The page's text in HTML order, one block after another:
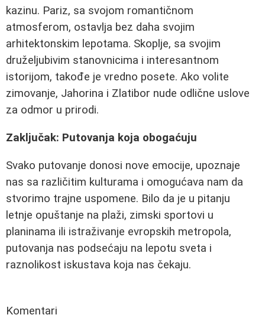
kazinu. Pariz, sa svojom romantičnom
atmosferom, ostavlja bez daha svojim
arhitektonskim lepotama. Skoplje, sa svojim
druželjubivim stanovnicima i interesantnom
istorijom, takođe je vredno posete. Ako volite
zimovanje, Jahorina i Zlatibor nude odlične uslove
za odmor u prirodi.
Zaključak: Putovanja koja obogaćuju
Svako putovanje donosi nove emocije, upoznaje
nas sa različitim kulturama i omogućava nam da
stvorimo trajne uspomene. Bilo da je u pitanju
letnje opuštanje na plaži, zimski sportovi u
planinama ili istraživanje evropskih metropola,
putovanja nas podsećaju na lepotu sveta i
raznolikost iskustava koja nas čekaju.
Komentari